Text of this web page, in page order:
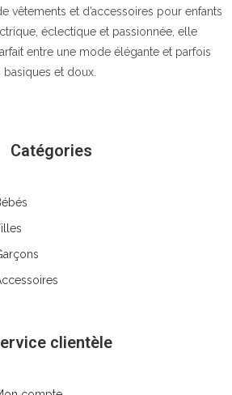
vêtements et d’accessoires pour enfants
éclectique et passionnée, elle
entre une mode élégante et parfois
et doux.
Catégories
clientèle